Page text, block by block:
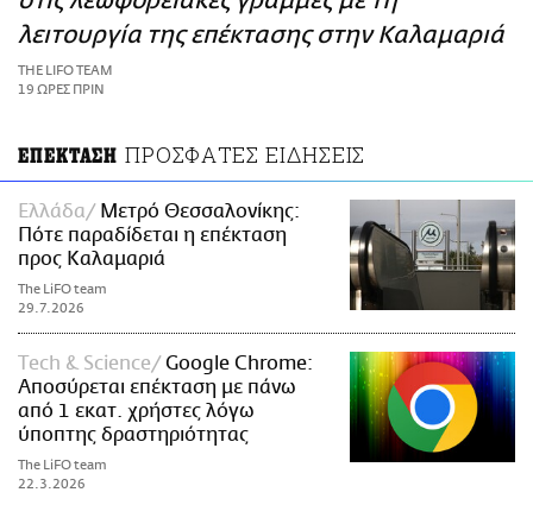
ΑΜΠΑ
PRINT
λειτουργία της επέκτασης στην Καλαμαριά
THE LIFO TEAM
19 ΩΡΕΣ ΠΡΙΝ
ΕΠΕΚΤΑΣΗ ΠΡΟΣΦΑΤΕΣ ΕΙΔΗΣΕΙΣ
Ελλάδα
Μετρό Θεσσαλονίκης:
Πότε παραδίδεται η επέκταση
προς Καλαμαριά
The LiFO team
29.7.2026
Τech & Science
Google Chrome:
Αποσύρεται επέκταση με πάνω
από 1 εκατ. χρήστες λόγω
ύποπτης δραστηριότητας
The LiFO team
22.3.2026